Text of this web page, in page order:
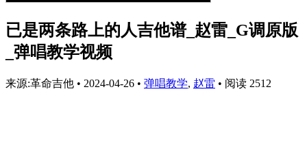
已是两条路上的人吉他谱_赵雷_G调原版
_弹唱教学视频
来源:革命吉他 • 2024-04-26 • 弹唱教学, 赵雷 • 阅读 2512